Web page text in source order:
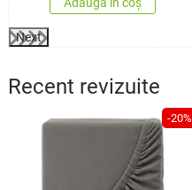
Adaugă în coș
Next
Recent revizuite
-20%